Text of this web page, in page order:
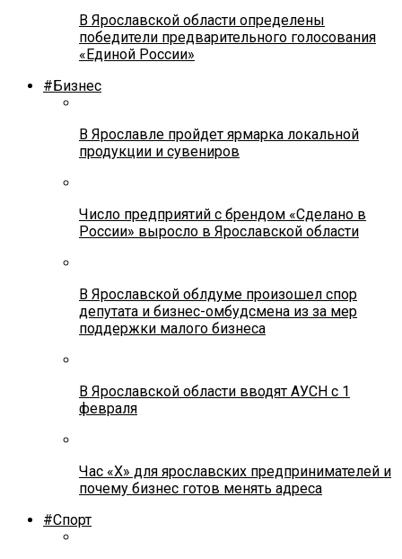
В Ярославской области определены
победители предварительного голосования
«Единой России»
#Бизнес
В Ярославле пройдет ярмарка локальной
продукции и сувениров
Число предприятий с брендом «Сделано в
России» выросло в Ярославской области
В Ярославской облдуме произошел спор
депутата и бизнес-омбудсмена из за мер
поддержки малого бизнеса
В Ярославской области вводят АУСН с 1
февраля
Час «Х» для ярославских предпринимателей и
почему бизнес готов менять адреса
#Спорт